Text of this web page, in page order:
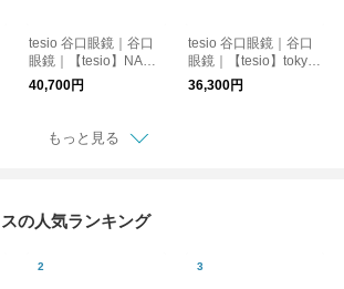
tesio 谷口眼鏡｜谷口
眼鏡｜【tesio】NAMI
KI サングラス
40,700円
tesio 谷口眼鏡｜谷口
眼鏡｜【tesio】tokyo
bike + tesio FLAT/AR
CH サングラス
36,300円
もっと見る
の人気ランキング